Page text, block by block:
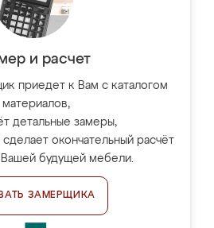
и расчет
приедет к Вам с каталогом
материалов,
детальные замеры,
окончательный расчёт
будущей мебели.
ЗАМЕРЩИКА